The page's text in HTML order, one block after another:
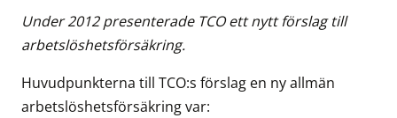
Under 2012 presenterade TCO ett nytt förslag till
arbetslöshetsförsäkring.
Huvudpunkterna till TCO:s förslag en ny allmän
arbetslöshetsförsäkring var: